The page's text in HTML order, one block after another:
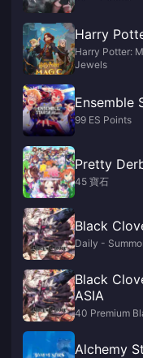
Harry
Harry Potter:
Jewels
Ensemble
99 ES Points
Pretty
45 寶石
Black
Daily -
Black
ASIA
40 Premium
Alchemy